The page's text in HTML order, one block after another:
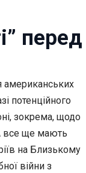
перед
потенційного
зокрема, щодо
все ще мають
на Близькому
війни з